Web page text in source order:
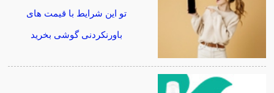
تو این شرایط با قیمت های
باورنکردنی گوشی بخرید